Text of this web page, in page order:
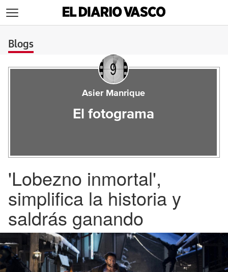
Blogs
Asier Manrique
El fotograma
'Lobezno inmortal',
simplifica la historia y
saldrás ganando